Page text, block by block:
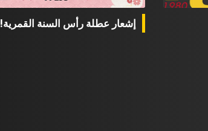
إشعار عطلة رأس السنة القمرية!